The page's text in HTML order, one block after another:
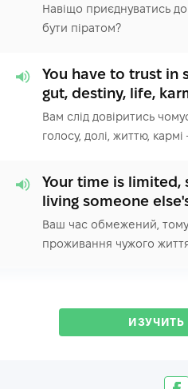
Навіщо приєднуватись
бути піратом?
You have to trust in
gut, destiny, life,
Вам слід довіритись
голосу, долі, життю,
Your time is limited,
living someone
Ваш час обмежений,
проживання чужого
ИЗУЧИТЬ